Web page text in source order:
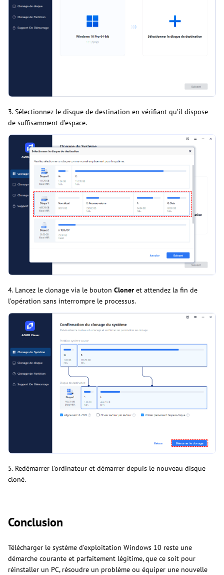
3. Sélectionnez le disque de destination en vérifiant qu’il dispose
de suffisamment d’espace.
4. Lancez le clonage via le bouton Cloner et attendez la fin de
l’opération sans interrompre le processus.
5. Redémarrer l’ordinateur et démarrer depuis le nouveau disque
cloné.
Conclusion
Télécharger le système d’exploitation Windows 10 reste une
démarche courante et parfaitement légitime, que ce soit pour
réinstaller un PC, résoudre un problème ou équiper une nouvelle